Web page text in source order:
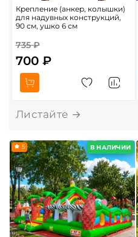
Крепление (анкер, колышки)
для надувных конструкций,
90 см, ушко 6 см
735 ₽
700 ₽
В НАЛИЧИИ
5